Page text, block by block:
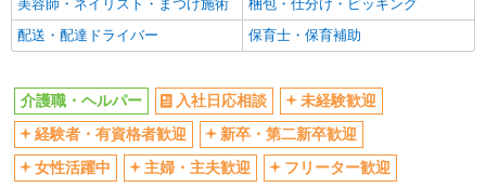
バイク通勤OK
自転車通勤OK
残業少なめ（月20h未満）
交通費支給
社会保険あり
産休・育休取得実績あり
退職金・財形貯蓄制度あり
各種手当（家族・役職・インセン
ティブなど）あり
制服貸与
研修制度あり
美容師・ネイリスト・まつげ施術
梱包・仕分け・ピッキング
配送・配達ドライバー
保育士・保育補助
介護職・ヘルパー 入社日応相談
未経験歓迎
経験者・有資格者歓迎
新卒・第二新卒歓迎
女性活躍中
主婦・主夫歓迎
フリーター歓迎